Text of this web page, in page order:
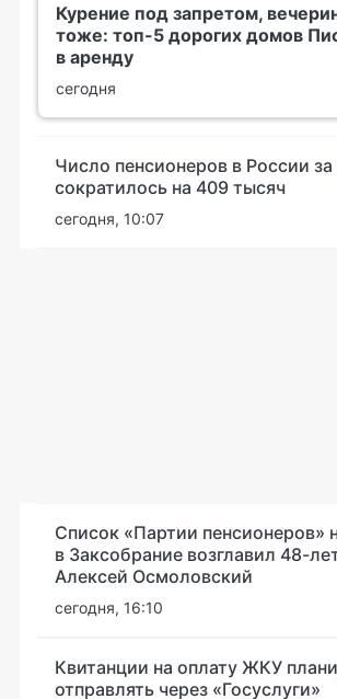
Курение под запретом,
тоже: топ-5 дорогих домов
в аренду
сегодня
Число пенсионеров в России за
сократилось на 409 тысяч
сегодня, 10:07
Список «Партии пенсионеров»
в Заксобрание возглавил 48-
Алексей Осмоловский
сегодня, 16:10
Квитанции на оплату ЖКУ
отправлять через «Госуслуги»